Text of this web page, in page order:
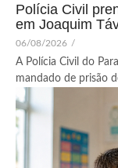
Polícia Civil
em Joaquim
06/08/2026 /
A Polícia Civil do
mandado de prisão